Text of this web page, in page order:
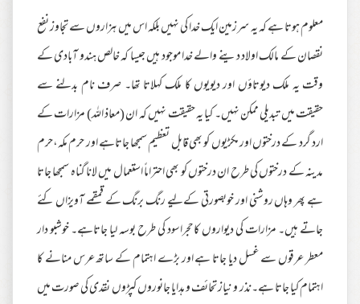
معلوم ہوتا ہے کہ یہ سرزمین ایک خدا کی نہیں بلکہ اس میں ہزاروں سے تجاوز نفع
نقصان کے مالک اولاد دینے والے خدا موجود ہیں جیسا کہ خالص ہندو آبادی کے
وقت یہ ملک دیوتاؤں اور دیویوں کا ملک کہلاتا تھا۔ صرف نام بدلنے سے
حقیقت میں تبدیلی ممکن نہیں۔ کیا یہ حقیقت نہیں کہ ان (معاذ اللہ) مزارات کے
ارد گرد کے درختوں اور مکڑیوں کو بھی قابل تعظیم سمجھا جاتاہے اور حرم مکہ،حرم
مدینہ کے درختوں کی طرح ان درختوں کو بھی احتراماً استعمال میں لانا گناہ سمجھا جاتا
ہے پھر وہاں روشنی اور خوبصورتی کےلیے رنگ برنگ کے قمقمے آویزاں کئے
جاتے ہیں۔ مزارات کی دیواروں کاحجراسود کی طرح بوسہ لیا جاتاہے۔ خوشبو دار
معطر عرقوں سے غسل دیا جاتا ہے اور بڑے اہتمام کے ساتھ عرس منانے کا
اہتمام کیا جاتا ہے۔نذر و نیاز تحائف و ہدایا جانوروں کپڑوں نقدی کی صورت میں